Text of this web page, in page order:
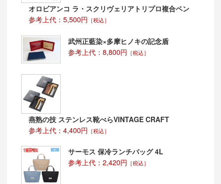
オロビアンコ ラ・スクリヴェリアトリプロ複合ペン
参考上代：5,500円 ［税込］
武州正藍染×多摩ヒノキの記念盾
参考上代：8,800円 ［税込］
燕熟の技 ステンレス靴べらVINTAGE CRAFT
参考上代：4,400円 ［税込］
サーモス 保冷ランチバッグ 4L
参考上代：2,420円 ［税込］